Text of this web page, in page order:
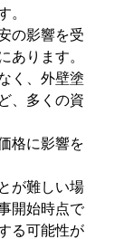
。
の影響を受
あります。
く、外壁塗
、多くの資
格に影響を
が難しい場
開始時点で
る可能性が